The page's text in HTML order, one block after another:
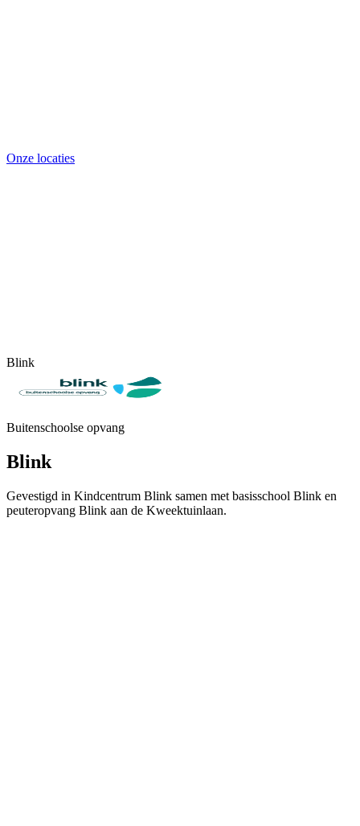
Onze locaties
Blink
Buitenschoolse opvang
Blink
Gevestigd in Kindcentrum Blink samen met basisschool Blink en
peuteropvang Blink aan de Kweektuinlaan.